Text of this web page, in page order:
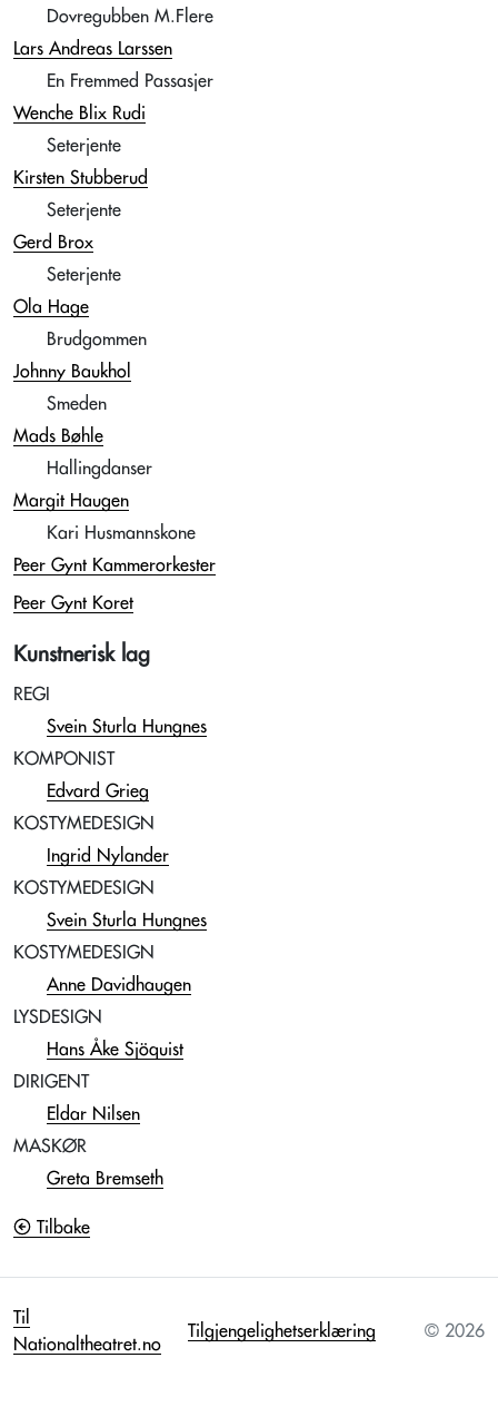
Dovregubben M.Flere
Lars Andreas Larssen
En Fremmed Passasjer
Wenche Blix Rudi
Seterjente
Kirsten Stubberud
Seterjente
Gerd Brox
Seterjente
Ola Hage
Brudgommen
Johnny Baukhol
Smeden
Mads Bøhle
Hallingdanser
Margit Haugen
Kari Husmannskone
Peer Gynt Kammerorkester
Peer Gynt Koret
Kunstnerisk lag
REGI
Svein Sturla Hungnes
KOMPONIST
Edvard Grieg
KOSTYMEDESIGN
Ingrid Nylander
KOSTYMEDESIGN
Svein Sturla Hungnes
KOSTYMEDESIGN
Anne Davidhaugen
LYSDESIGN
Hans Åke Sjöquist
DIRIGENT
Eldar Nilsen
MASKØR
Greta Bremseth
Tilbake
Til
Nationaltheatret.no
Tilgjengelighetserklæring © 2026